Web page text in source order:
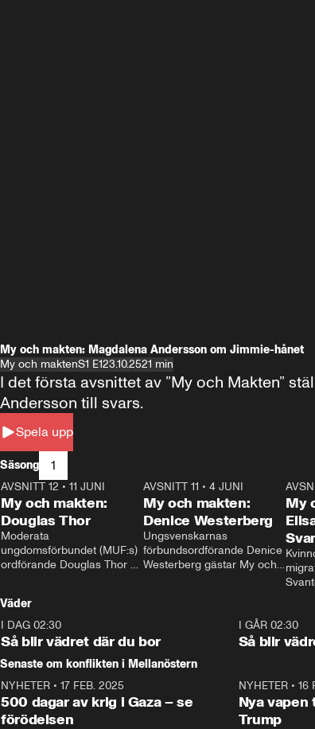
My och makten: Magdalena Andersson om Jimmie-hånet
My och maktenS1 E123.10.2521 min
Spela upp
I det första avsnittet av ”My och Makten”
Andersson till svars.
Säsong 1
26:27
AVSNITT 12 • 11 JUNI
My och makten:
Douglas Thor
Moderata
ungdomsförbundet (MUF:s)
ordförande Douglas Thor
tonårsutvisningarna och hur
Moderaterna ska locka
väljare till valet i höst.
23:40
AVSNITT 11 •4 JUNI
My och makten:
Denice Westerberg
Ungsvenskarnas
förbundsordförande Denice
Westerberg gästar My och
My
Väder
I DAG 02:30
Så blir vädret där du bor
I GÅR 02:30
Så blir
Senaste om konflikten i Mellanöstern
NYHETER • 17 FEB. 2025
500 dagar av krig i Gaza – se
förödelsen
NYHETER• 16
Nya vapen
Trump